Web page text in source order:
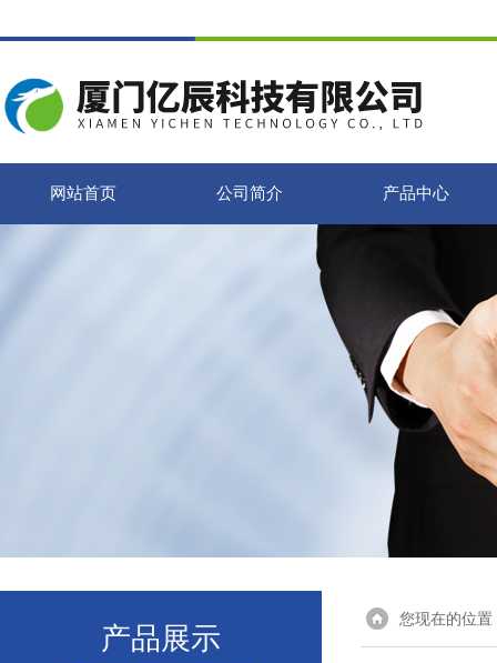
网站首页 公司简介 产品中心
产品展示
您现在的位置